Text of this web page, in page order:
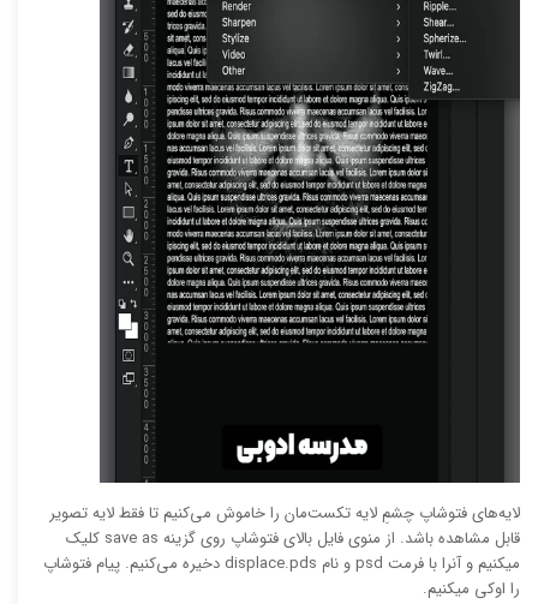
لایه‌های فتوشاپ چشمِ لایه تکست‌مان را خاموش می‌کنیم تا فقط لایه تصویر
قابل مشاهده باشد. از منوی فایل بالای فتوشاپ روی گزینه save as کلیک
میکنیم و آنرا با فرمت psd و نام displace.pds دخیره می‌کنیم. پیام فتوشاپ
را اوکی میکنیم.